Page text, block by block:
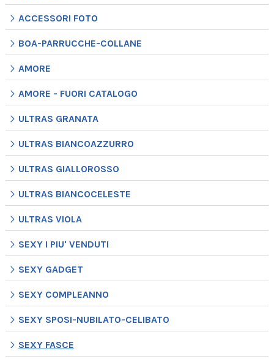
ACCESSORI FOTO
BOA-PARRUCCHE-COLLANE
AMORE
AMORE - FUORI CATALOGO
ULTRAS GRANATA
ULTRAS BIANCOAZZURRO
ULTRAS GIALLOROSSO
ULTRAS BIANCOCELESTE
ULTRAS VIOLA
SEXY I PIU' VENDUTI
SEXY GADGET
SEXY COMPLEANNO
SEXY SPOSI-NUBILATO-CELIBATO
SEXY FASCE